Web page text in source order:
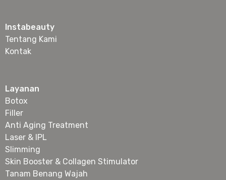
Instabeauty
Tentang Kami
Kontak
Layanan
Botox
Filler
Anti Aging Treatment
Laser & IPL
Slimming
Skin Booster & Collagen Stimulator
Tanam Benang Wajah